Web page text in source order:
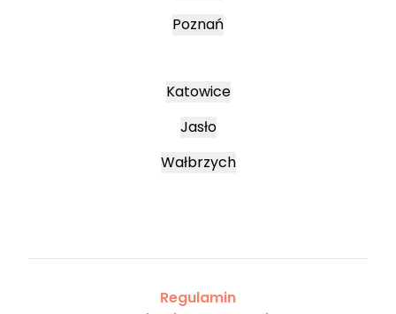
Poznań
Katowice
Jasło
Wałbrzych
Regulamin